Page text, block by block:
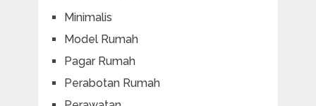
Minimalis
Model Rumah
Pagar Rumah
Perabotan Rumah